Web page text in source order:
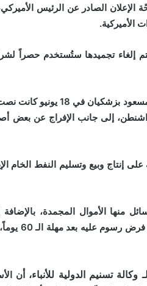
الصادر عن الرئيس
الأميركية.
إلغاء تجميدها ستُستخدم حصراً
إلى جانب الإفراج عن بعض
إنتاج وبيع وتسليم النفط الخام
منها الأموال المجمدة،
النووية من قبل
تسنيم الدولية للأنباء، أن